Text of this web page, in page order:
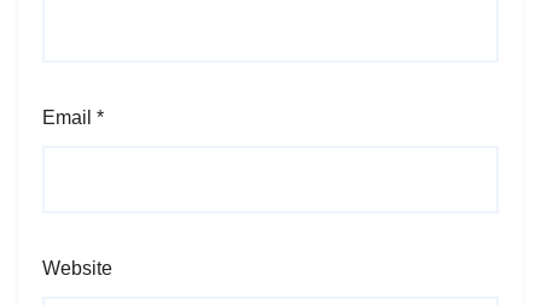
Email *
Website